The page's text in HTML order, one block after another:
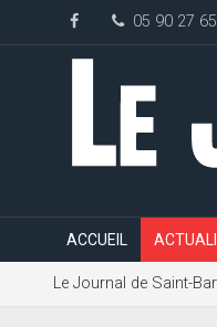
05 90 27
ACCUEIL
Le Journal de Saint-